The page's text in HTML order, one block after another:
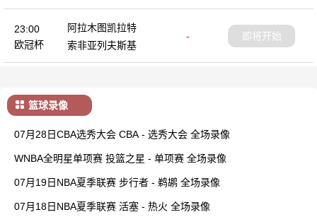
23:00
欧冠杯
阿拉木图凯拉特
-
索非亚列夫斯基
即将开始
篮球录像
07月28日CBA选秀大会 CBA - 选秀大会 全场录像
WNBA全明星单项赛 投篮之星 - 单项赛 全场录像
07月19日NBA夏季联赛 步行者 - 鹈鹕 全场录像
07月18日NBA夏季联赛 活塞 - 热火 全场录像